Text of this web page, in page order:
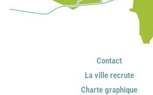
Contact
La ville recrute
Charte graphique